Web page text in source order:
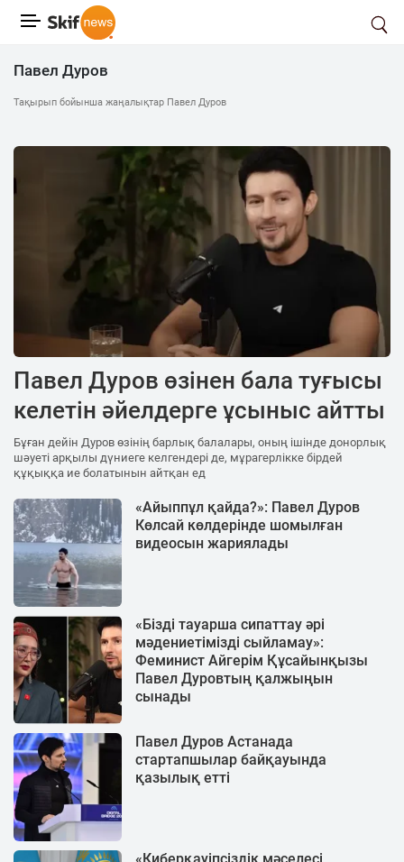
Павел Дуров
Тақырып бойынша жаңалықтар Павел Дуров
Павел Дуров өзінен бала туғысы
келетін әйелдерге ұсыныс айтты
Бұған дейін Дуров өзінің барлық балалары, оның ішінде донорлық
шәуеті арқылы дүниеге келгендері де, мұрагерлікке бірдей
құқыққа ие болатынын айтқан ед
«Айыппұл қайда?»: Павел Дуров
Көлсай көлдерінде шомылған
видеосын жариялады
«Бізді тауарша сипаттау әрі
мәдениетімізді сыйламау»:
Феминист Айгерім Құсайынқызы
Павел Дуровтың қалжыңын
сынады
Павел Дуров Астанада
стартапшылар байқауында
қазылық етті